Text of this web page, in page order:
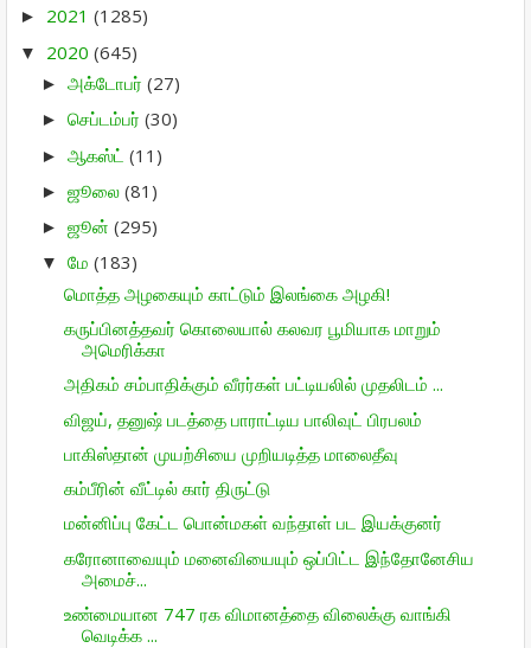
► 2021 (1285)
▼ 2020 (645)
► அக்டோபர் (27)
► செப்டம்பர் (30)
► ஆகஸ்ட் (11)
► ஜூலை (81)
► ஜூன் (295)
▼ மே (183)
மொத்த அழகையும் காட்டும் இலங்கை அழகி!
கருப்பினத்தவர் கொலையால் கலவர பூமியாக மாறும்
அமெரிக்கா
அதிகம் சம்பாதிக்கும் வீரர்கள் பட்டியலில் முதலிடம் ...
விஜய், தனுஷ் படத்தை பாராட்டிய பாலிவுட் பிரபலம்
பாகிஸ்தான் முயற்சியை முறியடித்த மாலைதீவு
கம்பீரின் வீட்டில் கார் திருட்டு
மன்னிப்பு கேட்ட பொன்மகள் வந்தாள் பட இயக்குனர்
கரோனாவையும் மனைவியையும் ஒப்பிட்ட இந்தோனேசிய
அமைச்...
உண்மையான 747 ரக விமானத்தை விலைக்கு வாங்கி
வெடிக்க ...